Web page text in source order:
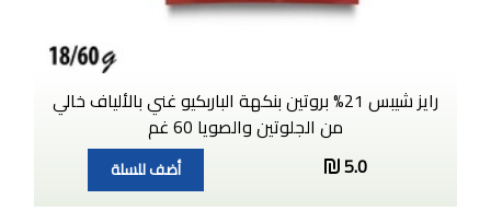
رايز شيبس 21% بروتين بنكهة الباربكيو غني بالألياف خالي
من الجلوتين والصويا 60 غم
5.0
أضف للسلة